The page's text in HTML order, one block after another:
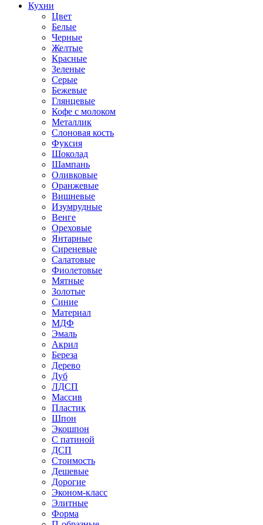
Кухни
Цвет
Белые
Черные
Желтые
Красные
Зеленые
Серые
Бежевые
Глянцевые
Кофе с молоком
Металлик
Слоновая кость
Фуксия
Шоколад
Шампань
Оливковые
Оранжевые
Вишневые
Изумрудные
Венге
Ореховые
Янтарные
Сиреневые
Салатовые
Фиолетовые
Мятные
Золотые
Синие
Материал
МДФ
Эмаль
Акрил
Береза
Дерево
Дуб
ЛДСП
Массив
Пластик
Шпон
Экошпон
С патиной
ДСП
Стоимость
Дешевые
Дорогие
Эконом-класс
Элитные
Форма